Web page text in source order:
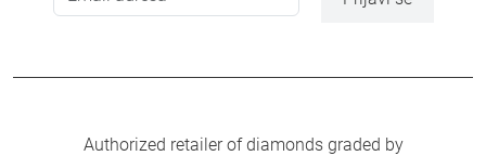
Authorized retailer of diamonds graded by